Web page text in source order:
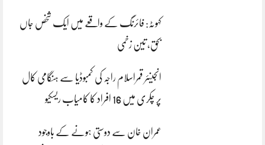
کہوٹہ: فائرنگ کے واقعے میں ایک شخص جاں
بحق، تین زخمی
انجینئر قمراسلام راجہ کی کمبوڈیا سے ہنگامی کال
پر چکری میں 16 افراد کا کامیاب ریسکیو
عمران خان سے دوستی ہونے کے باوجود